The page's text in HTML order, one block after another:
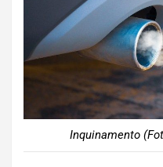
Inquinamento